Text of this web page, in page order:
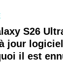
S26
jour
il est